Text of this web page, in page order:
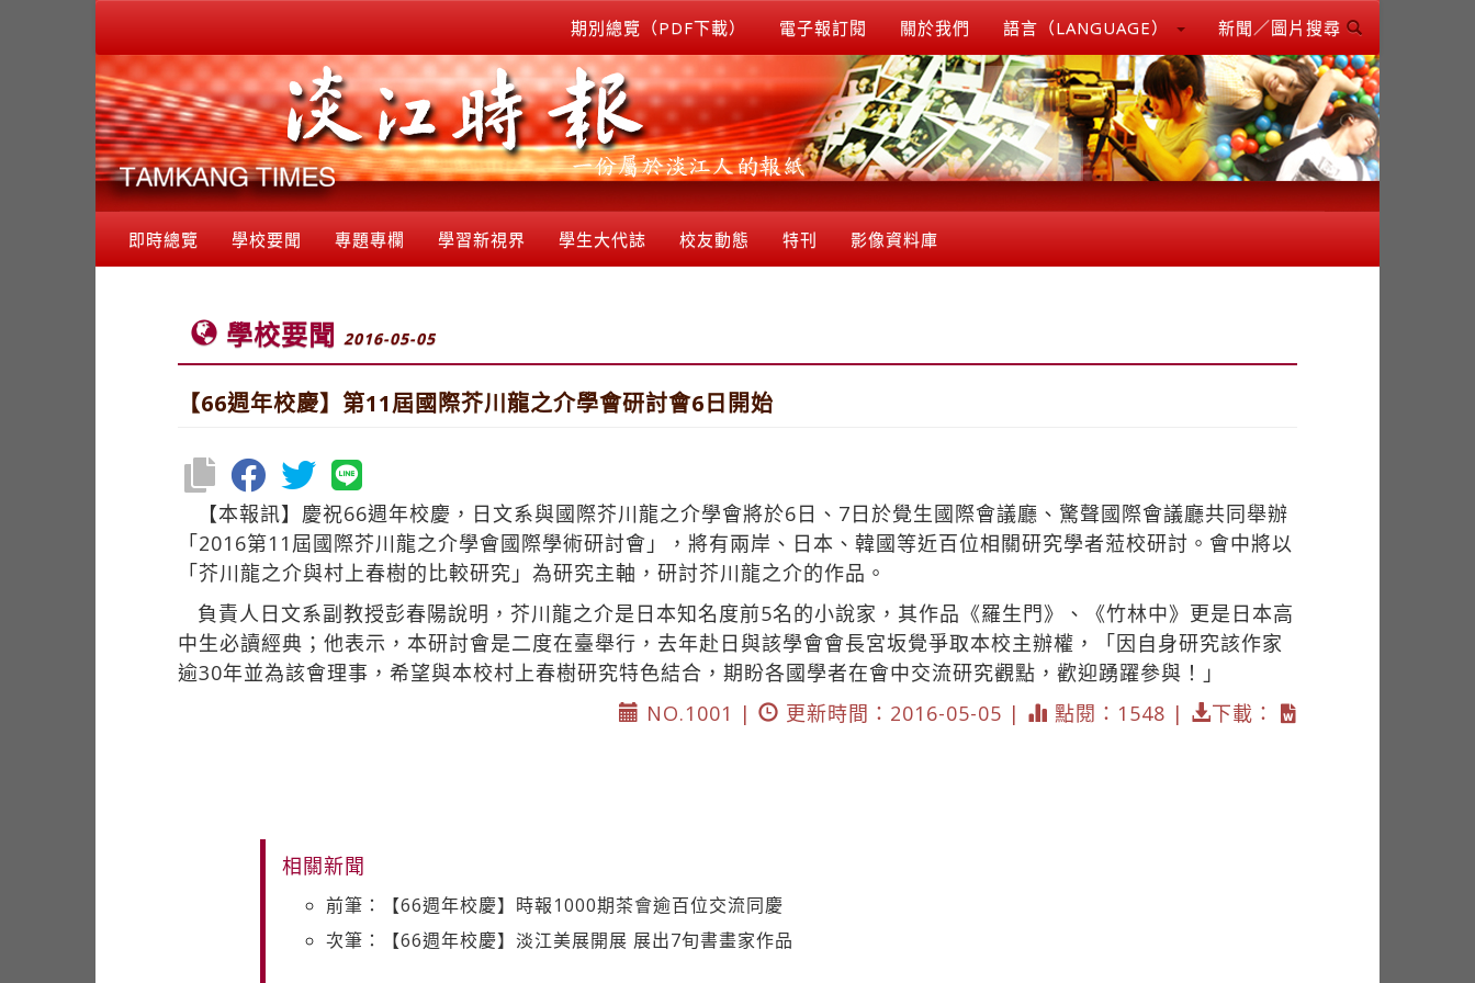
期別總覽（PDF下載） 電子報訂閱 關於我們 語言（LANGUAGE） 新聞／圖片搜尋
即時總覽 學校要聞 專題專欄 學習新視界 學生大代誌 校友動態 特刊 影像資料庫
學校要聞 2016-05-05
【66週年校慶】第11屆國際芥川龍之介學會研討會6日開始
【本報訊】慶祝66週年校慶，日文系與國際芥川龍之介學會將於6日、7日於覺生國際會議廳、驚聲國際會議廳共同舉辦
「2016第11屆國際芥川龍之介學會國際學術研討會」，將有兩岸、日本、韓國等近百位相關研究學者蒞校研討。會中將以
「芥川龍之介與村上春樹的比較研究」為研究主軸，研討芥川龍之介的作品。
負責人日文系副教授彭春陽說明，芥川龍之介是日本知名度前5名的小說家，其作品《羅生門》、《竹林中》更是日本高
中生必讀經典；他表示，本研討會是二度在臺舉行，去年赴日與該學會會長宮坂覺爭取本校主辦權，「因自身研究該作家
逾30年並為該會理事，希望與本校村上春樹研究特色結合，期盼各國學者在會中交流研究觀點，歡迎踴躍參與！」
NO.1001 |
更新時間：2016-05-05 | 點閱：1548 | 下載：
相關新聞
前筆：【66週年校慶】時報1000期茶會逾百位交流同慶
次筆：【66週年校慶】淡江美展開展 展出7旬書畫家作品